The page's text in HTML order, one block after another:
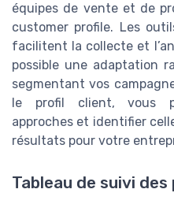
équipes de vente et de
customer profile. Les
facilitent la collecte et
possible une adaptation
segmentant vos
le profil client, vous
approches et identifier
résultats pour votre
Tableau de suivi